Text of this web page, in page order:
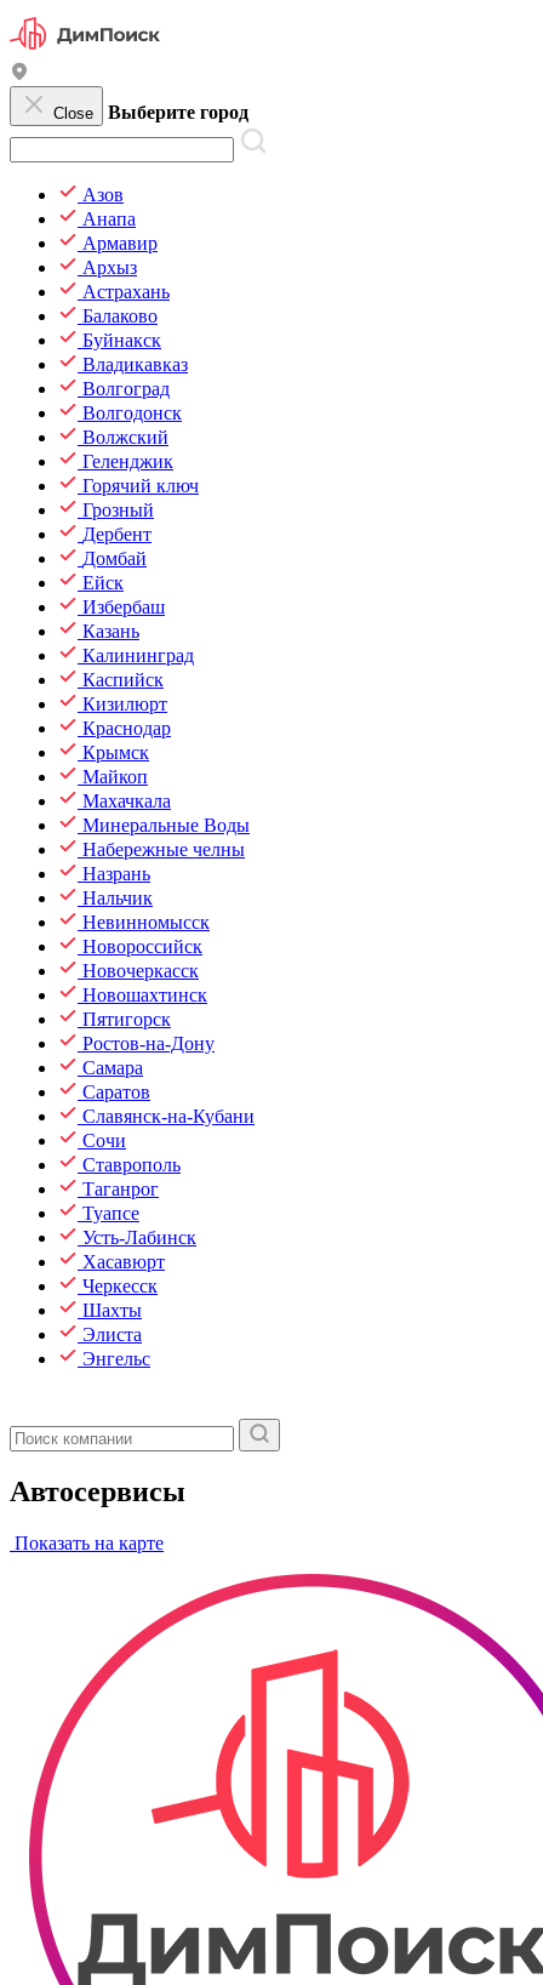
Close Выберите город
Азов
Анапа
Армавир
Архыз
Астрахань
Балаково
Буйнакск
Владикавказ
Волгоград
Волгодонск
Волжский
Геленджик
Горячий ключ
Грозный
Дербент
Домбай
Ейск
Избербаш
Казань
Калининград
Каспийск
Кизилюрт
Краснодар
Крымск
Майкоп
Махачкала
Минеральные Воды
Набережные челны
Назрань
Нальчик
Невинномысск
Новороссийск
Новочеркасск
Новошахтинск
Пятигорск
Ростов-на-Дону
Самара
Саратов
Славянск-на-Кубани
Сочи
Ставрополь
Таганрог
Туапсе
Усть-Лабинск
Хасавюрт
Черкесск
Шахты
Элиста
Энгельс
Автосервисы
Показать на карте